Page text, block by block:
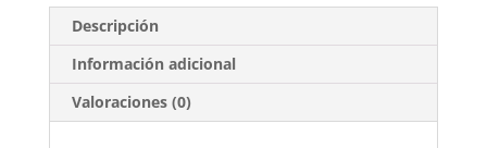
Descripción
Información adicional
Valoraciones (0)